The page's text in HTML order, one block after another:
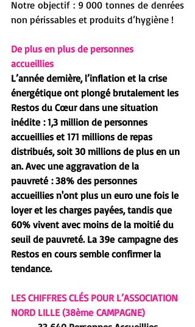
Notre objectif : 9 000 tonnes de denrées
non périssables et produits d’hygiène !
De plus en plus de personnes
accueillies
L’année dernière, l’inflation et la crise
énergétique ont plongé brutalement les
Restos du Cœur dans une situation
inédite : 1,3 million de personnes
accueillies et 171 millions de repas
distribués, soit 30 millions de plus en un
an. Avec une aggravation de la
pauvreté : 38% des personnes
accueillies n'ont plus un euro une fois le
loyer et les charges payées, tandis que
60% vivent avec moins de la moitié du
seuil de pauvreté. La 39e campagne des
Restos en cours semble confirmer la
tendance.
LES CHIFFRES CLÉS POUR L’ASSOCIATION
NORD LILLE (38ème CAMPAGNE)